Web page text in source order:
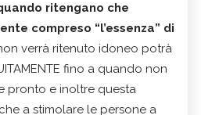
ritengano che
compreso “l’essenza” di
verrà ritenuto idoneo potrà
fino a quando non
pronto e inoltre questa
a stimolare le persone a